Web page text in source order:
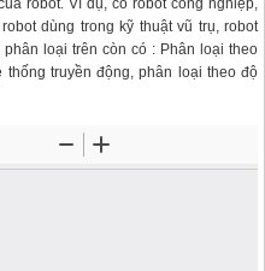
robot. Ví dụ, có robot công nghiệp,
dùng trong kỹ thuật vũ trụ, robot
loại trên còn có : Phân loại theo
truyền động, phân loại theo độ